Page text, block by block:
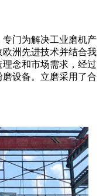
门为解决工业磨机产
洲先进技术并结合我
念和市场需求，经过
设备。立磨采用了合